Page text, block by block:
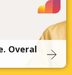
Overal